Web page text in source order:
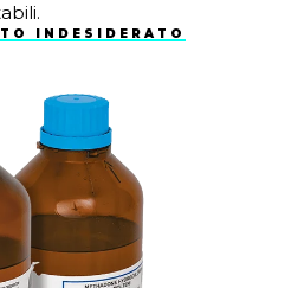
INDESIDERATO